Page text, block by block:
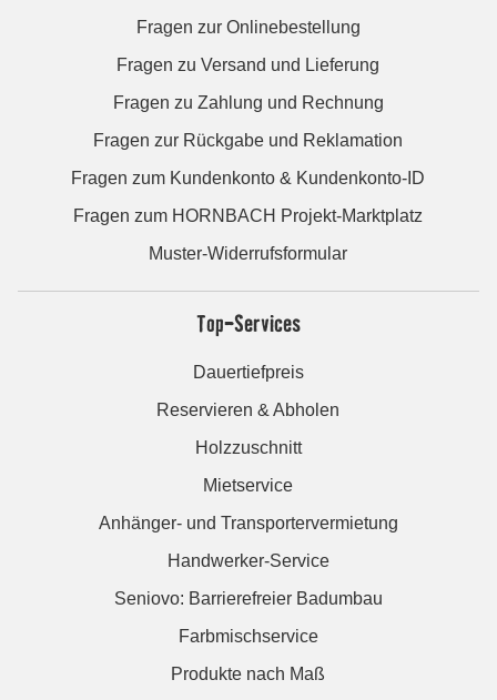
Fragen zur Onlinebestellung
Fragen zu Versand und Lieferung
Fragen zu Zahlung und Rechnung
Fragen zur Rückgabe und Reklamation
Fragen zum Kundenkonto & Kundenkonto-ID
Fragen zum HORNBACH Projekt-Marktplatz
Muster-Widerrufsformular
Top-Services
Dauertiefpreis
Reservieren & Abholen
Holzzuschnitt
Mietservice
Anhänger- und Transportervermietung
Handwerker-Service
Seniovo: Barrierefreier Badumbau
Farbmischservice
Produkte nach Maß